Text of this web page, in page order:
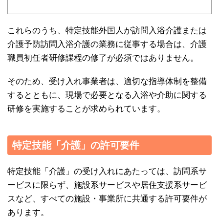
これらのうち、特定技能外国人が訪問入浴介護または
介護予防訪問入浴介護の業務に従事する場合は、介護
職員初任者研修課程の修了が必須ではありません。
そのため、受け入れ事業者は、適切な指導体制を整備
するとともに、現場で必要となる入浴や介助に関する
研修を実施することが求められています。
特定技能「介護」の許可要件
特定技能「介護」の受け入れにあたっては、訪問系サ
ービスに限らず、施設系サービスや居住支援系サービ
スなど、すべての施設・事業所に共通する許可要件が
あります。